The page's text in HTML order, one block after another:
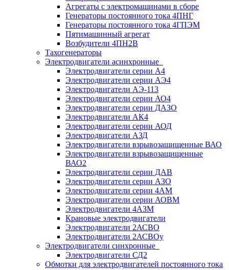
Агрегаты с электромашинами в сборе
Генераторы постоянного тока 4ПНГ
Генераторы постоянного тока 4ГПЭМ
Пятимашинный агрегат
Возбудители 4ПН2В
Тахогенераторы
Электродвигатели асинхронные
Электродвигатели серии А4
Электродвигатели серии АЭ4
Электродвигатели АЭ-113
Электродвигатели серии АО4
Электродвигатели серии ДАЗО
Электродвигатели АК4
Электродвигатели серии АОД
Электродвигатели АЗД
Электродвигатели взрывозащищенные ВАО
Электродвигатели взрывозащищенные
ВАО2
Электродвигатели серии ДАВ
Электродвигатели серии АЗО
Электродвигатели серии 4АМ
Электродвигатели серии АОВМ
Электродвигатели 4АЗМ
Крановые электродвигатели
Электродвигатели 2АСВО
Электродвигатели 2АСВОу
Электродвигатели синхронные
Электродвигатели СД2
Обмотки для электродвигателей постоянного тока